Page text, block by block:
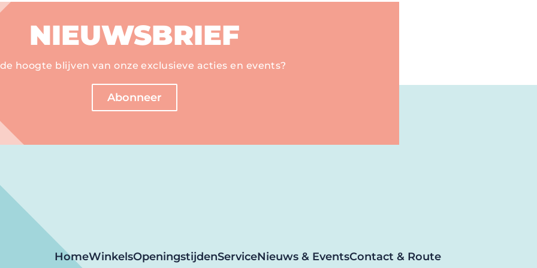
NIEUWSBRIEF
hoogte blijven van onze exclusieve acties en events?
Abonneer
HomeWinkelsOpeningstijdenServiceNieuws & EventsContact & Route